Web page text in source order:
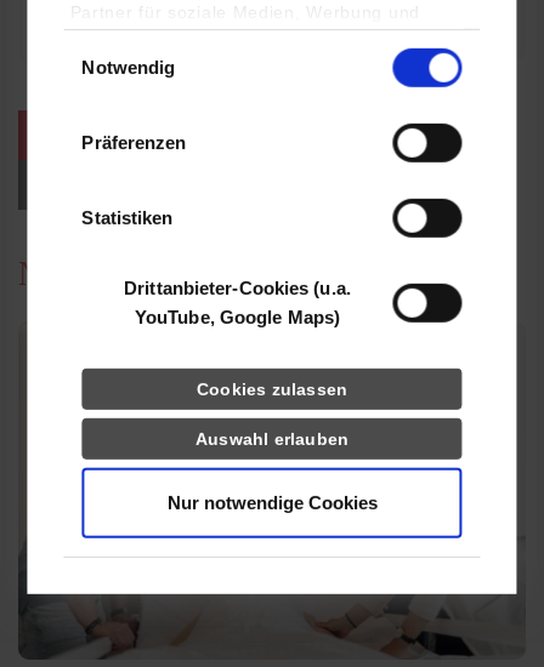
Partner für soziale Medien, Werbung und
YouTube, Google Maps) führen diese
Daten zusammen, die Sie ihnen bereitgestellt
haben oder die sie im Rahmen Ihrer Nutzung
Notwendig
Präferenzen
Statistiken
Drittanbieter-Cookies (u.a.
YouTube, Google Maps)
Cookies zulassen
Auswahl erlauben
Nur notwendige Cookies
weitere Veranstaltungen / Termine
News